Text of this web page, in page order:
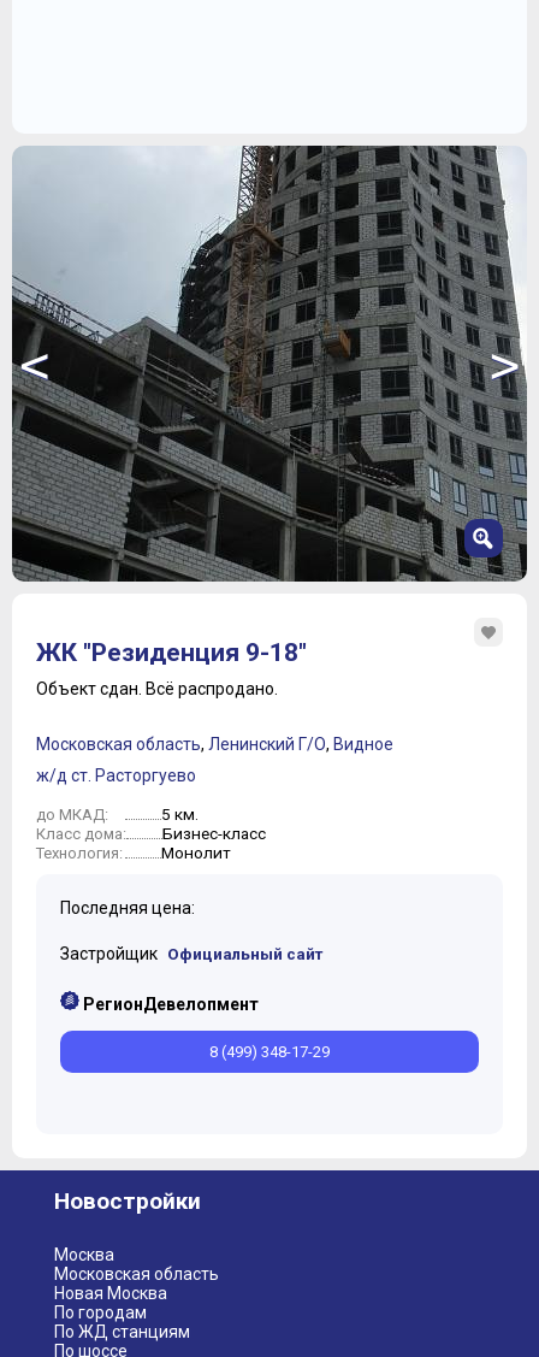
< >
3
4
6
ЖК "Резиденция 9-18"
Объект сдан. Всё распродано.
Московская область, Ленинский Г/О, Видное
ж/д ст. Расторгуево
до МКАД: 5 км.
Класс дома: Бизнес-класс
Технология: Монолит
Последняя цена:
Застройщик Официальный сайт
РегионДевелопмент
8 (499) 348-17-29
Новостройки
Москва
Московская область
Новая Москва
По городам
По ЖД станциям
По шоссе